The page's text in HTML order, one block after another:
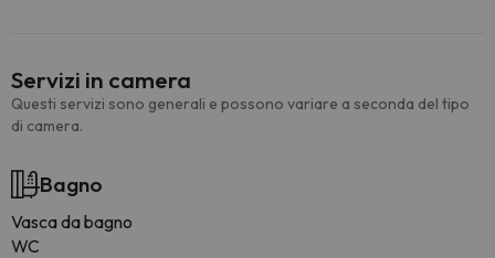
Servizi in camera
Questi servizi sono generali e possono variare a seconda del tipo
di camera.
Bagno
Vasca da bagno
WC